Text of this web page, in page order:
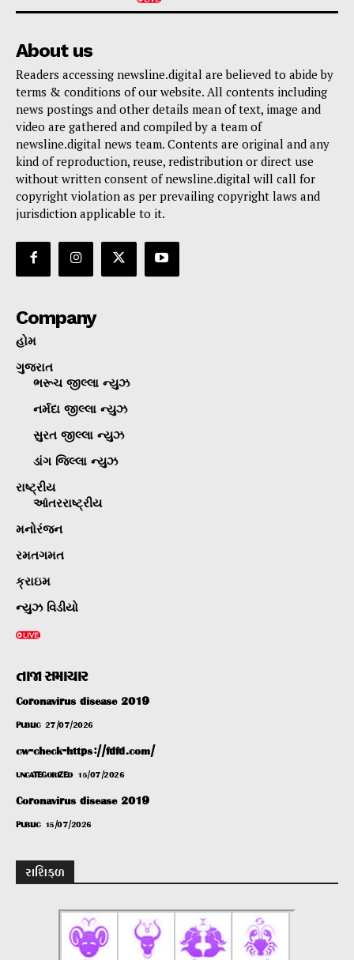
About us
Readers accessing newsline.digital are believed to abide by
terms & conditions of our website. All contents including
news postings and other details mean of text, image and
video are gathered and compiled by a team of
newsline.digital news team. Contents are original and any
kind of reproduction, reuse, redistribution or direct use
without written consent of newsline.digital will call for
copyright violation as per prevailing copyright laws and
jurisdiction applicable to it.
Company
હોમ
ગુજરાત
ભરૂચ જીલ્લા ન્યુઝ
નર્મદા જીલ્લા ન્યુઝ
સુરત જીલ્લા ન્યુઝ
ડાંગ જિલ્લા ન્યુઝ
રાષ્ટ્રીય
આંતરરાષ્ટ્રીય
મનોરંજન
રમતગમત
ક્રાઇમ
ન્યુઝ વિડીયો
તાજા સમાચાર
Coronavirus disease 2019
PUBLIC 27/07/2026
cw-check-https://fdfd.com/
UNCATEGORIZED 15/07/2026
Coronavirus disease 2019
PUBLIC 15/07/2026
રાશિફળ